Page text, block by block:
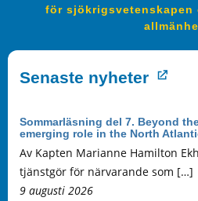
för sjökrigsvetenskapen
Senaste nyheter
Sommarläsning del 7. Beyond
emerging role in the North
Av Kapten Marianne Hamilton
tjänstgör för närvarande som […]
9 augusti 2026